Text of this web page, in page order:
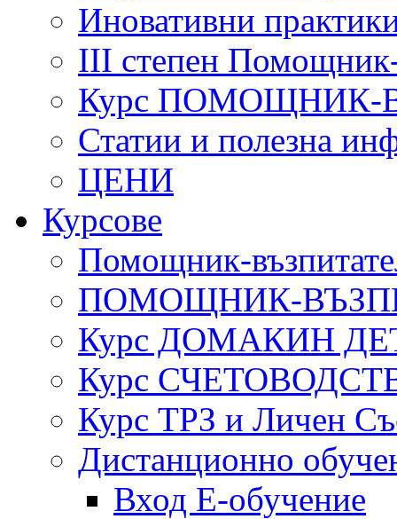
Иновативни
III степен Помощник-
Курс ПОМОЩНИК-
Статии и полезна
ЦЕНИ
Курсове
Помощник-
ПОМОЩНИК-
Курс ДОМАКИН
Курс
Курс ТРЗ и Личен
Дистанционно
Вход Е-обучение